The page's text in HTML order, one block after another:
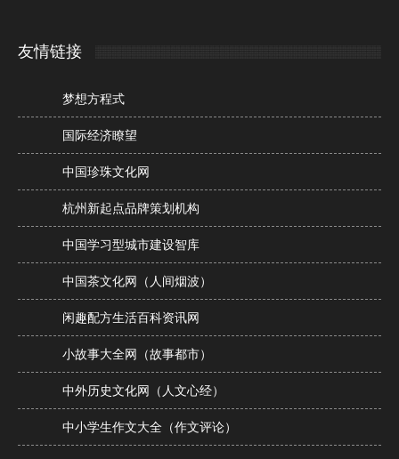
友情链接
梦想方程式
国际经济瞭望
中国珍珠文化网
杭州新起点品牌策划机构
中国学习型城市建设智库
中国茶文化网（人间烟波）
闲趣配方生活百科资讯网
小故事大全网（故事都市）
中外历史文化网（人文心经）
中小学生作文大全（作文评论）